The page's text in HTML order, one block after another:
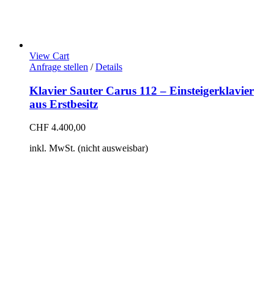
View Cart
Anfrage stellen / Details
Klavier Sauter Carus 112 – Einsteigerklavier
aus Erstbesitz
CHF 4.400,00
inkl. MwSt. (nicht ausweisbar)